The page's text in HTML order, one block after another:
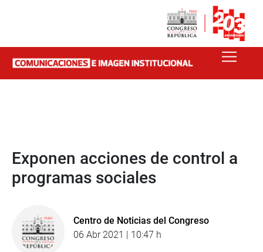
Exponen acciones de control a
programas sociales
Centro de Noticias del Congreso
06 Abr 2021 | 10:47 h